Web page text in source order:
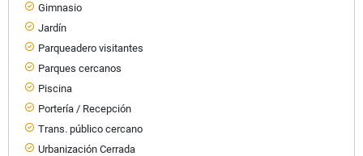
Gimnasio
Jardín
Parqueadero visitantes
Parques cercanos
Piscina
Portería / Recepción
Trans. público cercano
Urbanización Cerrada